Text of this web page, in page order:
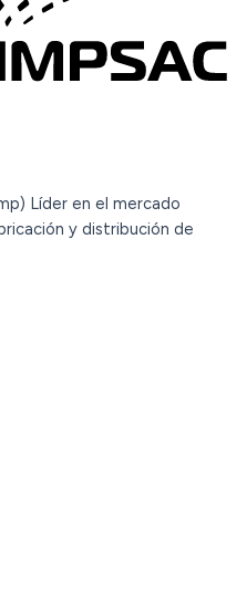
Líder en el mercado
y distribución de